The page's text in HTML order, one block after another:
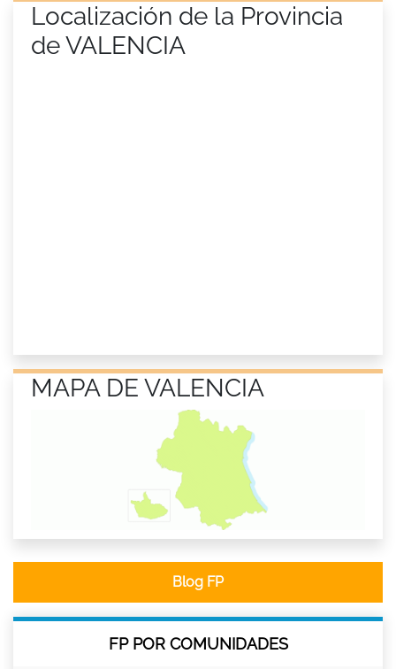
Localización de la Provincia
de VALENCIA
MAPA DE VALENCIA
Blog FP
FP POR COMUNIDADES